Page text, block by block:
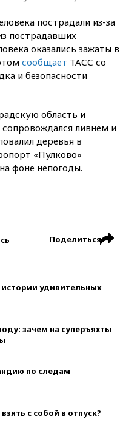
пострадали из-за
пострадавших
оказались зажаты в
сообщает ТАСС со
и безопасности
область и
ливнем и
деревья в
«Пулково»
фоне непогоды.
Поделиться
удивительных
зачем на суперъяхты
по следам
с собой в отпуск?